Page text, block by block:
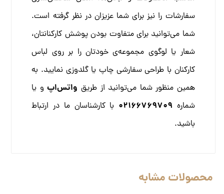
سفارشات را نیز برای شما عزیزان در نظر گرفته است.
شما می‌توانید برای متفاوت بودن پوشش کارکنانتان،
شعار یا لوگوی مجموعه‌ی خودتان را بر روی لباس
کارکنان با طراحی سفارشی چاپ یا گلدوزی نمایید. به
همین منظور شما می‌توانید از طریق واتس‌اپو یا
شماره 02166769709 با کارشناسان ما در ارتباط
باشید.
محصولات مشابه